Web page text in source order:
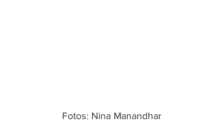
Fotos: Nina Manandhar